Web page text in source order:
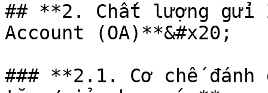
## **2. Chất lượng gửi
Account (OA)**&#x20;
### **2.1. Cơ chế